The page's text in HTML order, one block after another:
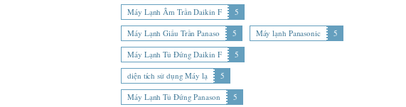
Máy Lạnh Âm Trần Daikin F
5
Máy Lạnh Giấu Trần Panaso
5 Máy lạnh Panasonic
5
Máy Lạnh Tủ Đứng Daikin F
5
diện tích sử dụng Máy lạ
5
Máy Lạnh Tủ Đứng Panason
5